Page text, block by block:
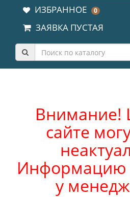
ИЗБРАННОЕ 0
ЗАЯВКА ПУСТАЯ
Внимание!
сайте
Информацию
у